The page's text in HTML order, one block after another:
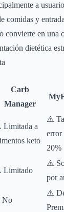
a
comidas y
convierte en una
dietética
Carb
Manager
a
keto
⚠️
error
20%
⚠️
por
No
⚠️